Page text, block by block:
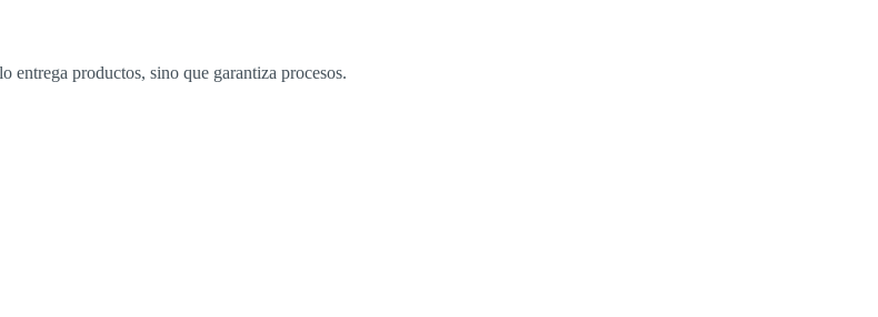
entrega productos, sino que garantiza procesos.